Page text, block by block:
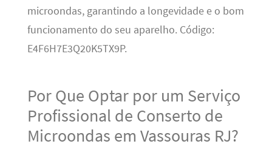
microondas, garantindo a longevidade e o bom
funcionamento do seu aparelho. Código:
E4F6H7E3Q20K5TX9P.
Por Que Optar por um Serviço
Profissional de Conserto de
Microondas em Vassouras RJ?